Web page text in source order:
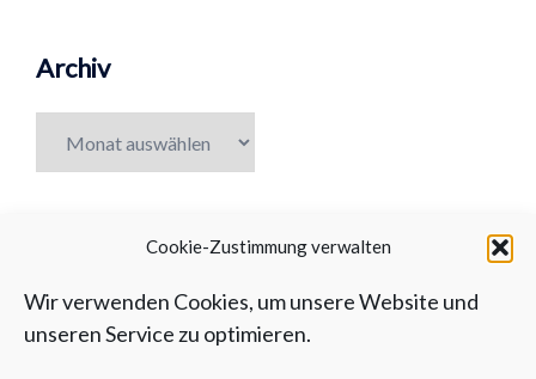
Cookie-Zustimmung verwalten
Wir verwenden Cookies, um unsere Website und
unseren Service zu optimieren.
Archiv